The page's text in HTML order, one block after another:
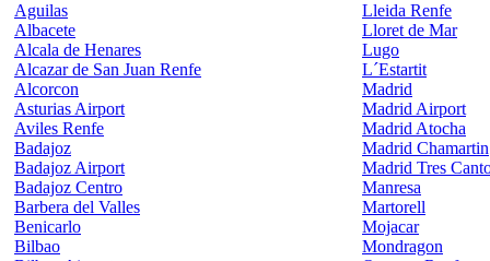
Aguilas
Albacete
Alcala de Henares
Alcazar de San Juan Renfe
Alcorcon
Asturias Airport
Aviles Renfe
Badajoz
Badajoz Airport
Badajoz Centro
Barbera del Valles
Benicarlo
Bilbao
Lleida Renfe
Lloret de Mar
Lugo
L´Estartit
Madrid
Madrid Airport
Madrid Atocha
Madrid Chamartin
Madrid Tres
Manresa
Martorell
Mojacar
Mondragon